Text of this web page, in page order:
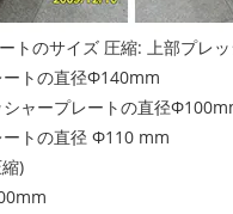
トのサイズ 圧縮: 上部プレ
トの直径Ф140mm
ャープレートの直径
トの直径 Ф110 mm
)